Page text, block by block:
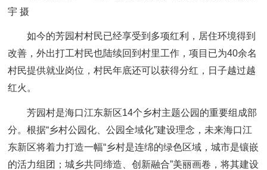
宇 摄
如今的芳园村村民已经享受到多项红利，居住环境得到
改善，外出打工村民也陆续回到村里工作，项目已为40余名
村民提供就业岗位，村民年底还可以获得分红，日子越过越
红火。
芳园村是海口江东新区14个乡村主题公园的重要组成部
分。根据“乡村公园化、公园全域化”建设理念，未来海口江
东新区将着力打造一幅“乡村是连绵的绿色区域，城市是镶嵌
的活力组团；城乡共同缔造、创新融合”美丽画卷，将其建设